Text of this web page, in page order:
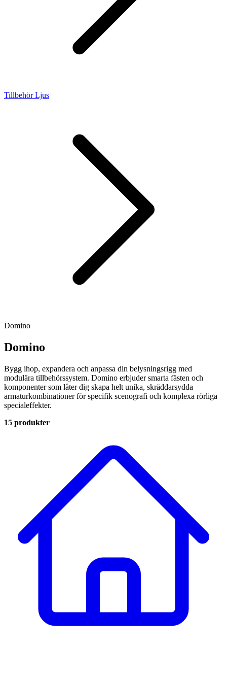
Tillbehör Ljus
Domino
Domino
Bygg ihop, expandera och anpassa din belysningsrigg med
modulära tillbehörssystem. Domino erbjuder smarta fästen och
komponenter som låter dig skapa helt unika, skräddarsydda
armaturkombinationer för specifik scenografi och komplexa rörliga
specialeffekter.
15 produkter